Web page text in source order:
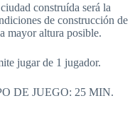
construída será la
de construcción de
mayor altura posible.
jugar de 1 jugador.
DE JUEGO: 25 MIN.